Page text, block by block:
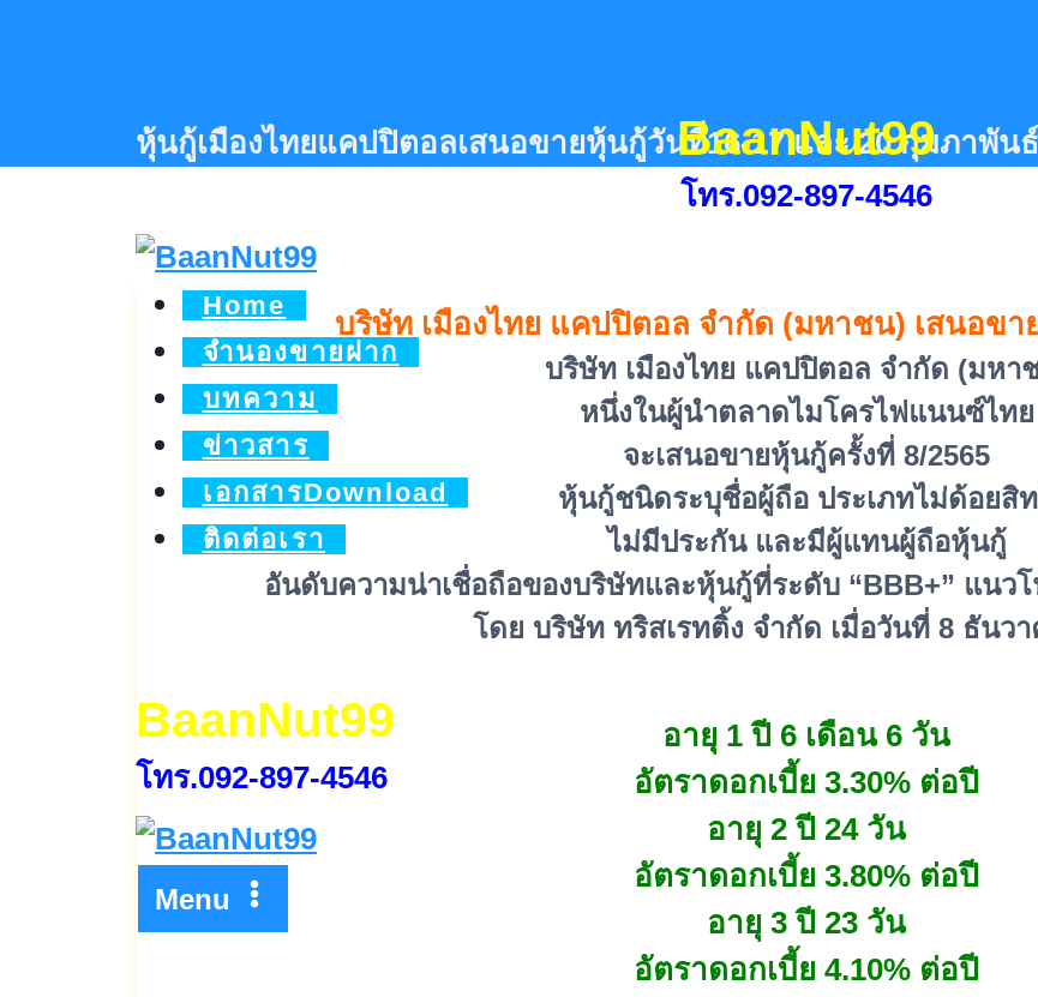
BaanNut99
โทร.092-897-4546
Home
จำนองขายฝาก
บทความ
ข่าวสาร
เอกสารDownload
ติดต่อเรา
BaanNut99
โทร.092-897-4546
Menu
หุ้นกู้เมืองไทยแคปปิตอลเสนอขายหุ้นกู้วันที่16-17 และ 20 กุมภาพัน
บริษัท เมืองไทย แคปปิตอล จำกัด (มหาชน) เสนอขา
บริษัท เมืองไทย แคปปิตอล จำกัด (มหา
หนึ่งในผู้นำตลาดไมโครไฟแนนซ์ไทย
จะเสนอขายหุ้นกู้ครั้งที่ 8/2565
หุ้นกู้ชนิดระบุชื่อผู้ถือ ประเภทไม่ด้อยสิ
ไม่มีประกัน และมีผู้แทนผู้ถือหุ้นกู้
อันดับความน่าเชื่อถือของบริษัทและหุ้นกู้ที่ระดับ “BBB+” แนว
โดย บริษัท ทริสเรทติ้ง จำกัด เมื่อวันที่ 8 ธันว
อายุ 1 ปี 6 เดือน 6 วัน
อัตราดอกเบี้ย 3.30% ต่อปี
อายุ 2 ปี 24 วัน
อัตราดอกเบี้ย 3.80% ต่อปี
อายุ 3 ปี 23 วัน
อัตราดอกเบี้ย 4.10% ต่อปี